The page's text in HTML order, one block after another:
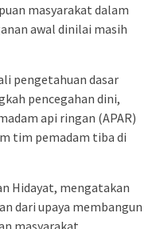
masyarakat dalam
awal dinilai masih
pengetahuan dasar
pencegahan dini,
api ringan (APAR)
tim pemadam tiba di
Hidayat, mengatakan
dari upaya membangun